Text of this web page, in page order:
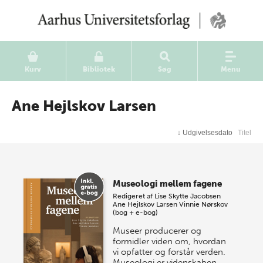
Kurv Bibliotek Søg Menu
Ane Hejlskov Larsen
↓ Udgivelsesdato Titel
Museologi mellem fagene
Redigeret af Lise Skytte Jacobsen
Ane Hejlskov Larsen Vinnie Nørskov
(bog + e-bog)
Museer producerer og
formidler viden om, hvordan
vi opfatter og forstår verden.